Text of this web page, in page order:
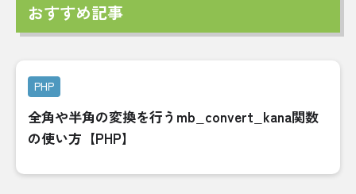
おすすめ記事
PHP
全角や半角の変換を行うmb_convert_kana関数
の使い方【PHP】